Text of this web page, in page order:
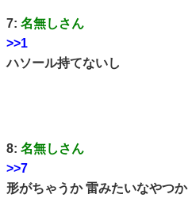
7: 名無しさん
>>1
ハソール持てないし
8: 名無しさん
>>7
形がちゃうか 雷みたいなやつか